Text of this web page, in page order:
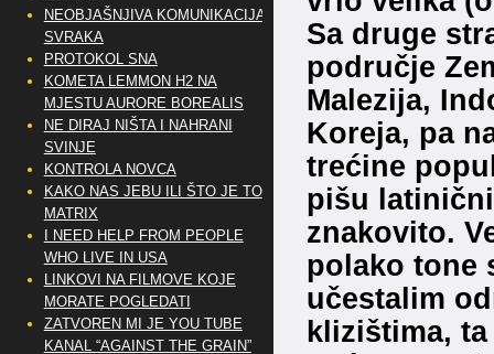
Sa druge
područje
Malezija,
Koreja, pa
trećine
pišu
znakovito.
polako tone
učestalim
klizištima,
NEOBJAŠNJIVA KOMUNIKACIJA
SVRAKA
PROTOKOL SNA
KOMETA LEMMON H2 NA
MJESTU AURORE BOREALIS
NE DIRAJ NIŠTA I NAHRANI
SVINJE
KONTROLA NOVCA
KAKO NAS JEBU ILI ŠTO JE TO
MATRIX
I NEED HELP FROM PEOPLE
WHO LIVE IN USA
LINKOVI NA FILMOVE KOJE
MORATE POGLEDATI
ZATVOREN MI JE YOU TUBE
KANAL “AGAINST THE GRAIN”